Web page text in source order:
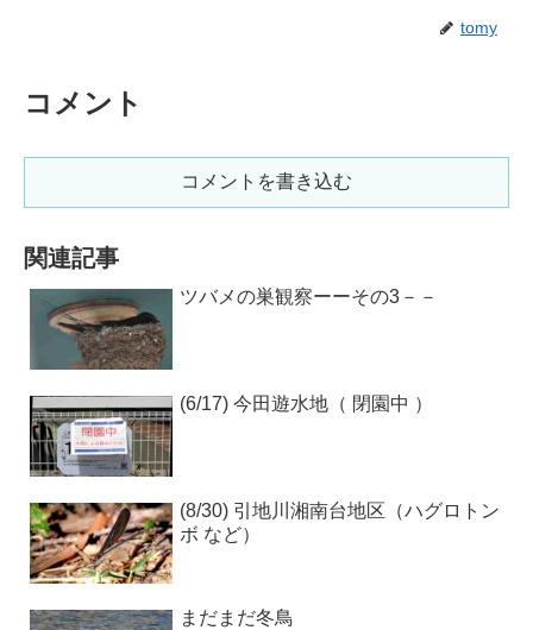
tomy
コメント
コメントを書き込む
関連記事
ツバメの巣観察ーーその3－－
(6/17) 今田遊水地（ 閉園中 ）
(8/30) 引地川湘南台地区（ハグロトン
ボ など）
まだまだ冬鳥